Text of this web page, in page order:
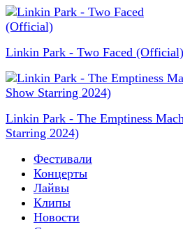
Linkin Park - Two Faced (Official)
Linkin Park - The Emptiness
Starring 2024)
Фестивали
Концерты
Лайвы
Клипы
Новости